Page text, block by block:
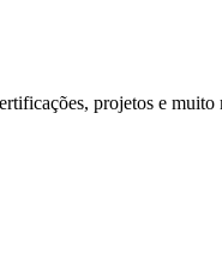
projetos e muito